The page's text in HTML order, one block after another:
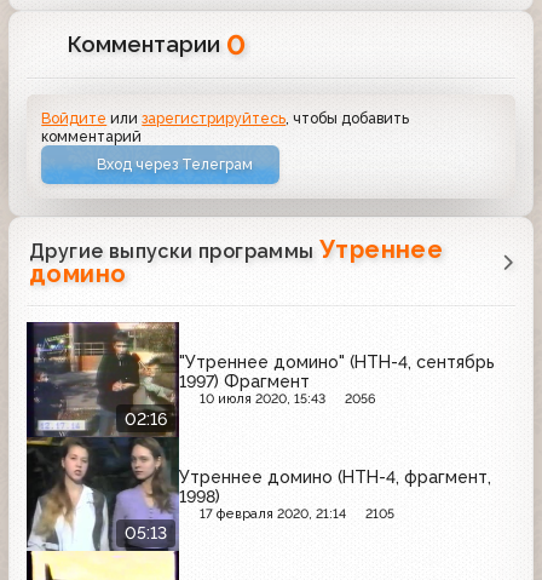
Комментарии 0
Войдите илизарегистрируйтесь , чтобы добавить
комментарий
Вход через Телеграм
Другие выпуски программы Утреннее
домино
02:16
"Утреннее домино" (НТН-4, сентябрь
1997) Фрагмент
10 июля 2020, 15:43 2056
05:13
Утреннее домино (НТН-4, фрагмент,
1998)
17 февраля 2020, 21:14 2105